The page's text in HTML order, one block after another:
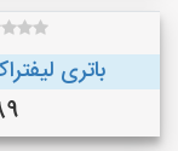
باتری